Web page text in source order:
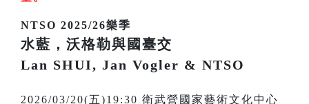
NTSO 2025/26樂季
水藍，沃格勒與國臺交
Lan SHUI, Jan Vogler & NTSO
2026/03/20(五)19:30 衛武營國家藝術文化中心